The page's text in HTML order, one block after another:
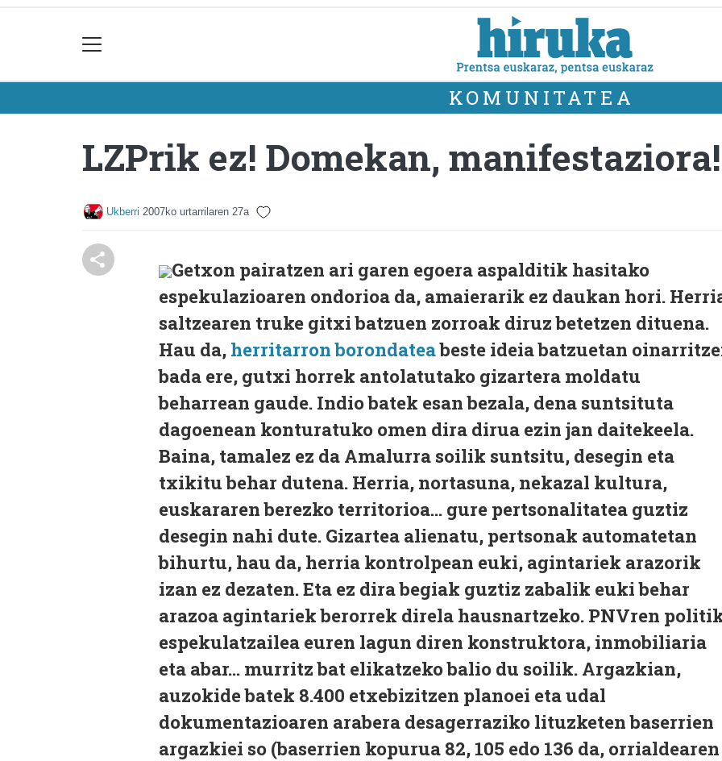
KOMUNITATEA
LZPrik ez! Domekan, manifestaziora!
Ukberri 2007ko urtarrilaren 27a
Getxon pairatzen ari garen egoera aspalditik hasitako
espekulazioaren ondorioa da, amaierarik ez daukan hori.
saltzearen truke gitxi batzuen zorroak diruz betetzen dituena.
Hau da, herritarron borondateabeste ideia batzuetan
bada ere, gutxi horrek antolatutako gizartera moldatu
beharrean gaude. Indio batek esan bezala, dena suntsituta
dagoenean konturatuko omen dira dirua ezin jan daitekeela.
Baina, tamalez ez da Amalurra soilik suntsitu, desegin eta
txikitu behar dutena. Herria, nortasuna, nekazal kultura,
euskararen berezko territorioa... gure pertsonalitatea guztiz
desegin nahi dute. Gizartea alienatu, pertsonak automatetan
bihurtu, hau da, herria kontrolpean euki, agintariek arazorik
izan ez dezaten. Eta ez dira begiak guztiz zabalik euki behar
arazoa agintariek berorrek direla hausnartzeko. PNVren
espekulatzailea euren lagun diren konstruktora, inmobiliaria
eta abar... murritz bat elikatzeko balio du soilik. Argazkian,
auzokide batek 8.400 etxebizitzen planoei eta udal
dokumentazioaren arabera desagerraziko lituzketen baserrien
argazkiei so (baserrien kopurua 82, 105 edo 136 da, orrialdearen